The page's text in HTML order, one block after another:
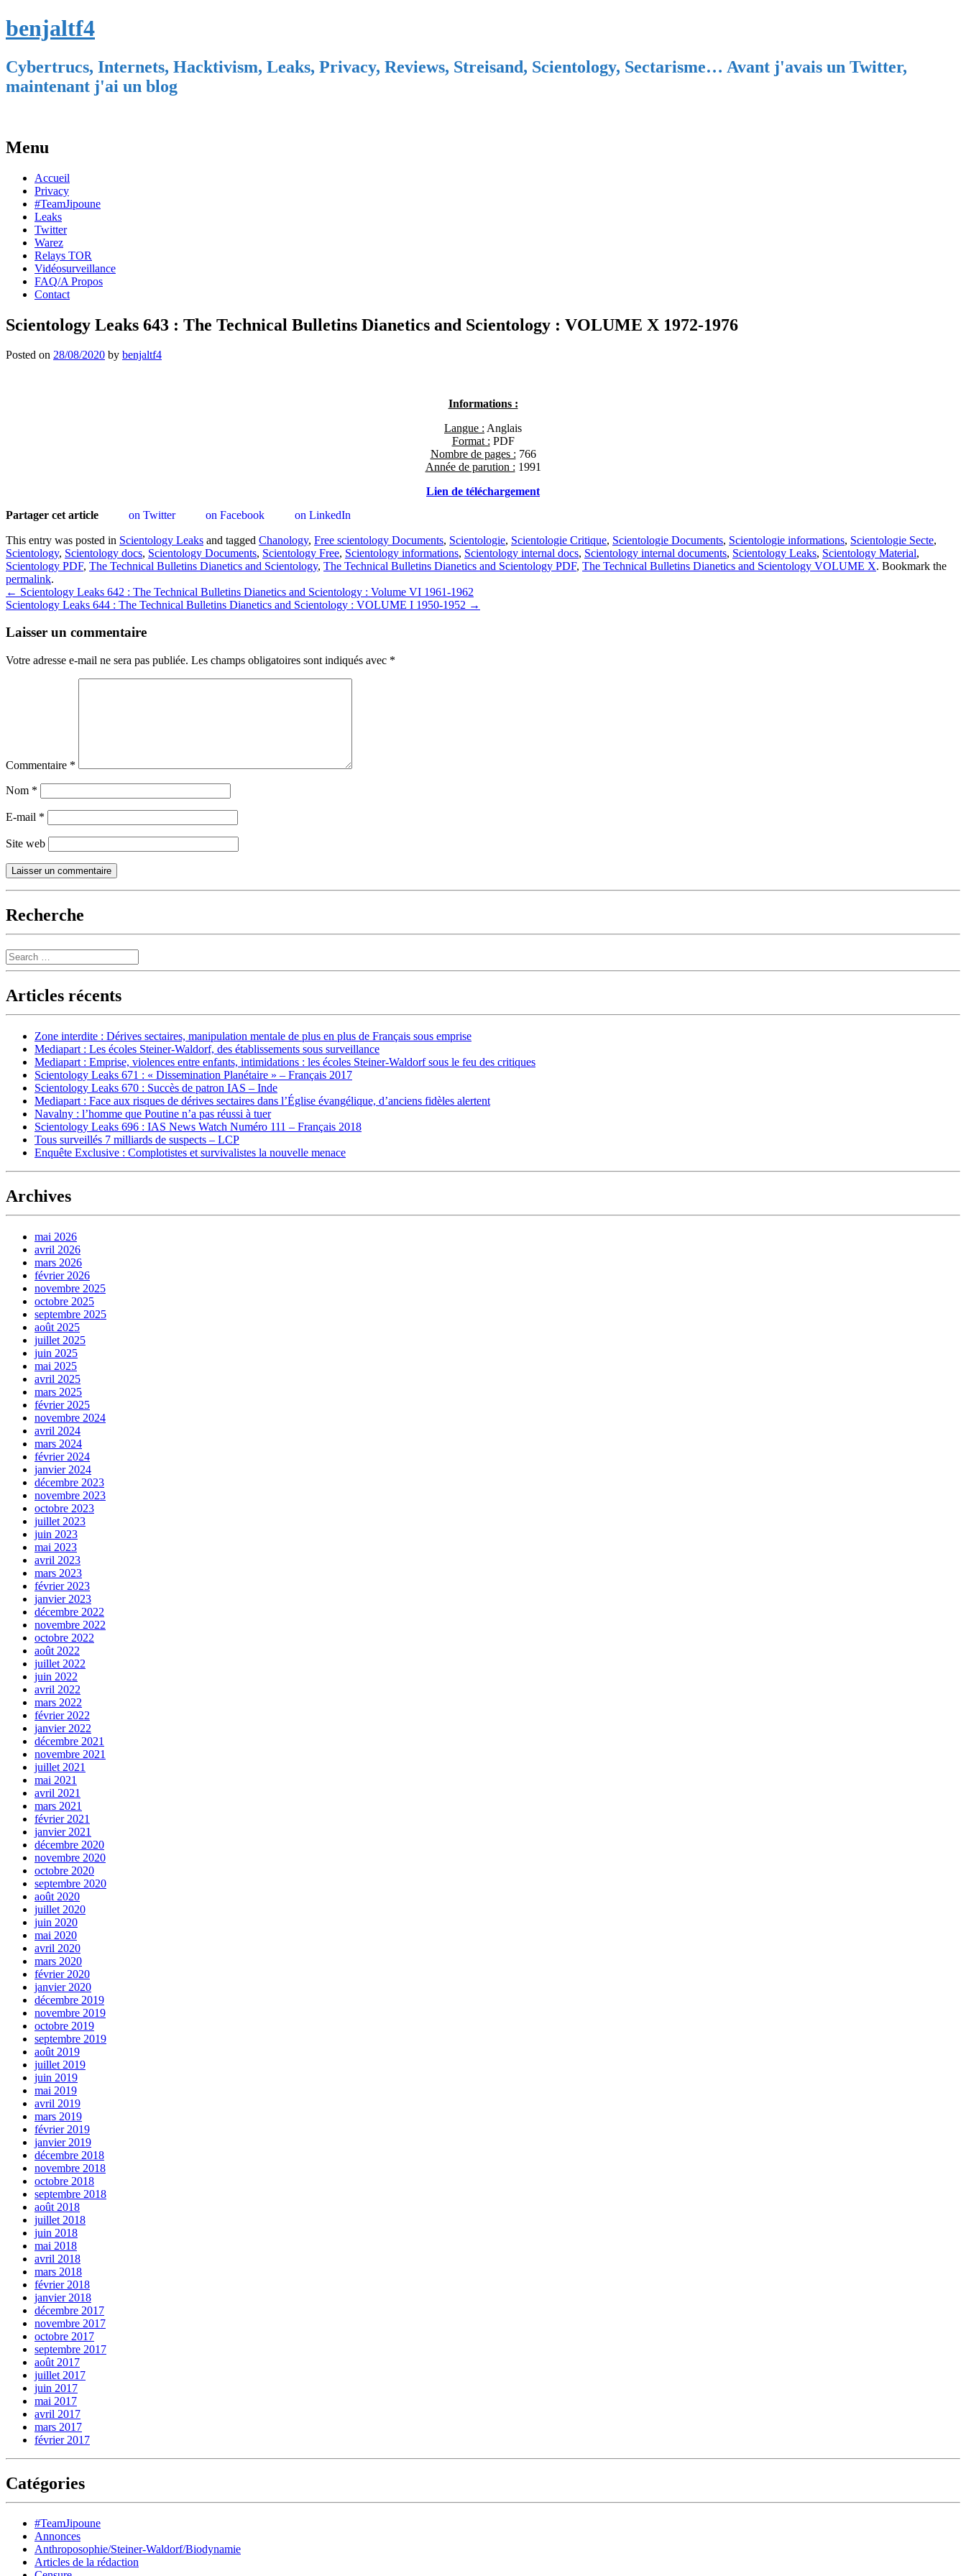
benjaltf4
Cybertrucs, Internets, Hacktivism, Leaks, Privacy, Reviews, Streisand, Scientology, Sectarisme… Avant j'avais un Twitter,
maintenant j'ai un blog
Menu
Skip
content
Accueil
Privacy
#TeamJipoune
Leaks
Twitter
Warez
Relays TOR
Vidéosurveillance
FAQ/A Propos
Contact
Scientology Leaks 643 : The Technical Bulletins Dianetics and Scientology : VOLUME X 1972-1976
Posted on 28/08/2020 by benjaltf4
Informations :
Langue : Anglais
Format : PDF
Nombre de pages : 766
Année de parution : 1991
Lien de téléchargement
Partager cet article
on Twitter on Facebook on LinkedIn
This entry was posted in Scientology Leaks and tagged Chanology, Free scientology Documents, Scientologie, Scientologie Critique, Scientologie Documents, Scientologie informations, Scientologie Secte,
Scientology, Scientology docs, Scientology Documents, Scientology Free, Scientology informations, Scientology internal docs, Scientology internal documents, Scientology Leaks, Scientology Material,
Scientology PDF, The Technical Bulletins Dianetics and Scientology, The Technical Bulletins Dianetics and Scientology PDF, The Technical Bulletins Dianetics and Scientology VOLUME X. Bookmark the
permalink.
Post
navigation
← Scientology Leaks 642 : The Technical Bulletins Dianetics and Scientology : Volume VI 1961-1962
Scientology Leaks 644 : The Technical Bulletins Dianetics and Scientology : VOLUME I 1950-1952 →
Laisser un commentaire
Votre adresse e-mail ne sera pas publiée. Les champs obligatoires sont indiqués avec *
Commentaire *
Nom *
E-mail *
Site web
Recherche
Search
Articles récents
Zone interdite : Dérives sectaires, manipulation mentale de plus en plus de Français sous emprise
Mediapart : Les écoles Steiner-Waldorf, des établissements sous surveillance
Mediapart : Emprise, violences entre enfants, intimidations : les écoles Steiner-Waldorf sous le feu des critiques
Scientology Leaks 671 : « Dissemination Planétaire » – Français 2017
Scientology Leaks 670 : Succès de patron IAS – Inde
Mediapart : Face aux risques de dérives sectaires dans l’Église évangélique, d’anciens fidèles alertent
Navalny : l’homme que Poutine n’a pas réussi à tuer
Scientology Leaks 696 : IAS News Watch Numéro 111 – Français 2018
Tous surveillés 7 milliards de suspects – LCP
Enquête Exclusive : Complotistes et survivalistes la nouvelle menace
Archives
mai 2026
avril 2026
mars 2026
février 2026
novembre 2025
octobre 2025
septembre 2025
août 2025
juillet 2025
juin 2025
mai 2025
avril 2025
mars 2025
février 2025
novembre 2024
avril 2024
mars 2024
février 2024
janvier 2024
décembre 2023
novembre 2023
octobre 2023
juillet 2023
juin 2023
mai 2023
avril 2023
mars 2023
février 2023
janvier 2023
décembre 2022
novembre 2022
octobre 2022
août 2022
juillet 2022
juin 2022
avril 2022
mars 2022
février 2022
janvier 2022
décembre 2021
novembre 2021
juillet 2021
mai 2021
avril 2021
mars 2021
février 2021
janvier 2021
décembre 2020
novembre 2020
octobre 2020
septembre 2020
août 2020
juillet 2020
juin 2020
mai 2020
avril 2020
mars 2020
février 2020
janvier 2020
décembre 2019
novembre 2019
octobre 2019
septembre 2019
août 2019
juillet 2019
juin 2019
mai 2019
avril 2019
mars 2019
février 2019
janvier 2019
décembre 2018
novembre 2018
octobre 2018
septembre 2018
août 2018
juillet 2018
juin 2018
mai 2018
avril 2018
mars 2018
février 2018
janvier 2018
décembre 2017
novembre 2017
octobre 2017
septembre 2017
août 2017
juillet 2017
juin 2017
mai 2017
avril 2017
mars 2017
février 2017
Catégories
#TeamJipoune
Annonces
Anthroposophie/Steiner-Waldorf/Biodynamie
Articles de la rédaction